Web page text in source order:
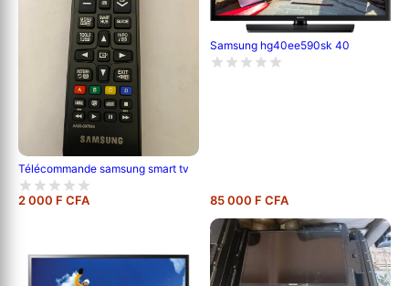
Télécommande samsung smart tv
2 000 F CFA
Samsung hg40ee590sk 40
85 000 F CFA